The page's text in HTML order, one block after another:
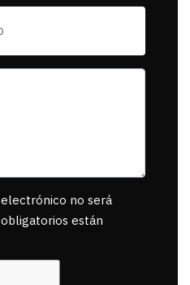
muerta.
no será
están